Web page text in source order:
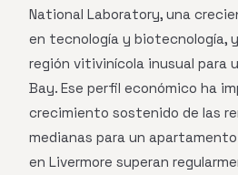
National Laboratory, una
en tecnología y biotecnología,
región vitivinícola inusual para
Bay. Ese perfil económico ha
crecimiento sostenido de las
medianas para un
en Livermore superan